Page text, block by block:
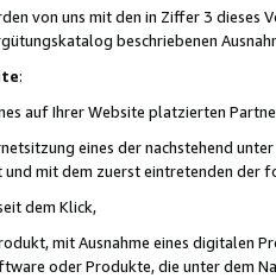
von uns mit den in Ziffer 3
beschriebenen
:
auf Ihrer Website platzierten
eines der nachstehend
mit dem zuerst eintretenden der
dem Klick,
mit Ausnahme eines digitalen
oder Produkte, die unter dem